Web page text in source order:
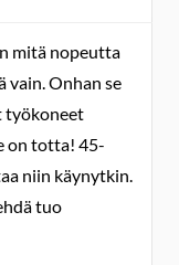
mitä nopeutta
vain. Onhan se
työkoneet
on totta! 45-
niin käynytkin.
tuo